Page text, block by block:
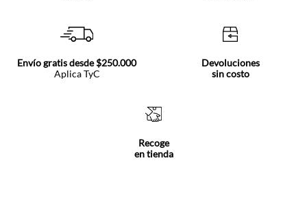
Envío gratis desde $250.000
Aplica TyC
Devoluciones
sin costo
Recoge
en tienda